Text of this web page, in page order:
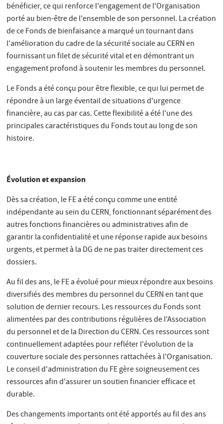
bénéficier, ce qui renforce l'engagement de l'Organisation
porté au bien-être de l'ensemble de son personnel. La création
de ce Fonds de bienfaisance a marqué un tournant dans
l'amélioration du cadre de la sécurité sociale au CERN en
fournissant un filet de sécurité vital et en démontrant un
engagement profond à soutenir les membres du personnel.
Le Fonds a été conçu pour être flexible, ce qui lui permet de
répondre à un large éventail de situations d'urgence
financière, au cas par cas. Cette flexibilité a été l'une des
principales caractéristiques du Fonds tout au long de son
histoire.
Évolution et expansion
Dès sa création, le FE a été conçu comme une entité
indépendante au sein du CERN, fonctionnant séparément des
autres fonctions financières ou administratives afin de
garantir la confidentialité et une réponse rapide aux besoins
urgents, et permet à la DG de ne pas traiter directement ces
dossiers.
Au fil des ans, le FE a évolué pour mieux répondre aux besoins
diversifiés des membres du personnel du CERN en tant que
solution de dernier recours. Les ressources du Fonds sont
alimentées par des contributions régulières de l'Association
du personnel et de la Direction du CERN. Ces ressources sont
continuellement adaptées pour refléter l'évolution de la
couverture sociale des personnes rattachées à l'Organisation.
Le conseil d'administration du FE gère soigneusement ces
ressources afin d'assurer un soutien financier efficace et
durable.
Des changements importants ont été apportés au fil des ans